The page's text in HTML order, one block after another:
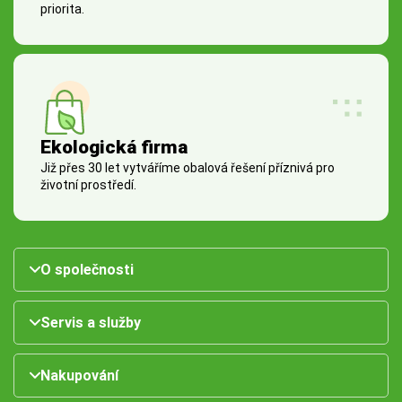
priorita.
Ekologická firma
Již přes 30 let vytváříme obalová řešení příznivá pro
životní prostředí.
O společnosti
Servis a služby
Nakupování